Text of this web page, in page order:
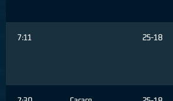
7:11 25-18